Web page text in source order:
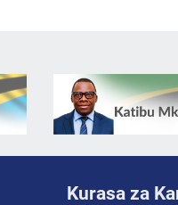
Kurasa za